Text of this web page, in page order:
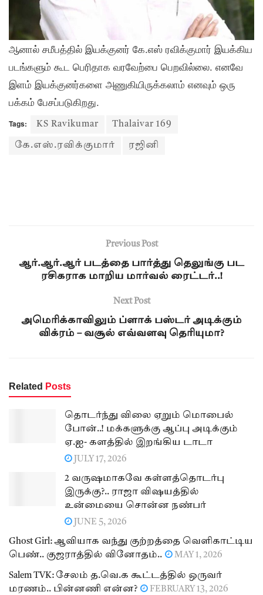
ஆனால் சமீபத்தில் இயக்குனர் கே.எஸ் ரவிக்குமார் இயக்கிய
படங்களும் கூட பெரிதாக வரவேற்பை பெறவில்லை. எனவே
இளம் இயக்குனர்களை அணுகியிருக்கலாம் எனவும் ஒரு
பக்கம் பேசப்படுகிறது.
Tags: KS Ravikumar Thalaivar 169
கே.எஸ்.ரவிக்குமார் ரஜினி
Previous Post
ஆர்.ஆர்.ஆர் படத்தை பார்த்து தெலுங்கு பட
ரசிகராக மாறிய மார்வல் ரைட்டர்..!
Next Post
அமெரிக்காவிலும் ப்ளாக் பஸ்டர் அடிக்கும்
விக்ரம் – வசூல் எவ்வளவு தெரியுமா?
Related Posts
தொடர்ந்து விலை ஏறும் மொபைல்
போன்..! மக்களுக்கு ஆப்பு அடிக்கும்
ஏ.ஐ- களத்தில் இறங்கிய டாடா
JULY 17, 2026
2 வருஷமாகவே கள்ளத்தொடர்பு
இருக்கு?.. ராஜா விஷயத்தில்
உன்மையை சொன்ன நண்பர்
JUNE 5, 2026
Ghost Girl: ஆவியாக வந்து குற்றத்தை வெளிகாட்டிய
பெண்.. குஜராத்தில் வினோதம்..
MAY 1, 2026
Salem TVK: சேலம் த.வெ.க கூட்டத்தில் ஒருவர்
மரணம்.. பின்னணி என்ன?
FEBRUARY 13, 2026